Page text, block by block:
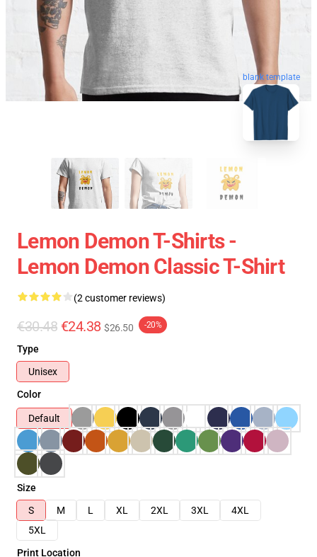
blank template
Lemon Demon T-Shirts -
Lemon Demon Classic T-Shirt
(2 customer reviews)
€30.48 €24.38 $26.50 -20%
Type
Unisex
Color
Default
Size
S
M L XL 2XL 3XL
4XL
5XL
Print Location